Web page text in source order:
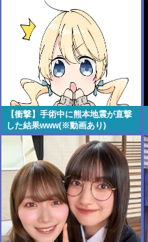
【衝撃】手術中に熊本地震が直撃
した結果www(※動画あり)